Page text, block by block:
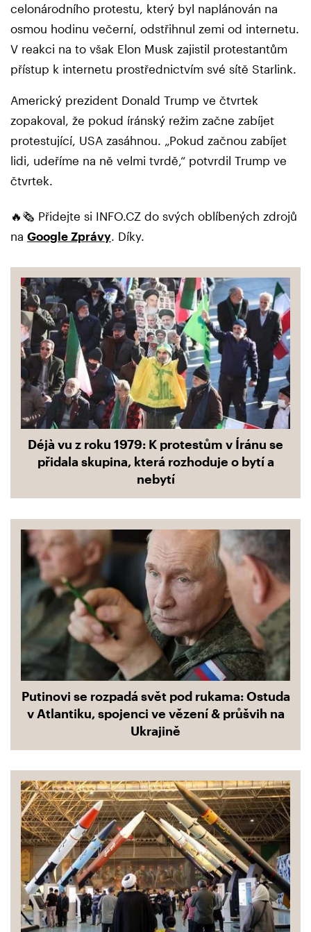
celonárodního protestu, který byl naplánován na
osmou hodinu večerní, odstřihnul zemi od internetu.
V reakci na to však Elon Musk zajistil protestantům
přístup k internetu prostřednictvím své sítě Starlink.
Americký prezident Donald Trump ve čtvrtek
zopakoval, že pokud íránský režim začne zabíjet
protestující, USA zasáhnou. „Pokud začnou zabíjet
lidi, udeříme na ně velmi tvrdě,“ potvrdil Trump ve
čtvrtek.
🔥🗞️ Přidejte si INFO.CZ do svých oblíbených zdrojů
na Google Zprávy. Díky.
Déjà vu z roku 1979: K protestům v Íránu se
přidala skupina, která rozhoduje o bytí a
nebytí
Putinovi se rozpadá svět pod rukama: Ostuda
v Atlantiku, spojenci ve vězení & průšvih na
Ukrajině